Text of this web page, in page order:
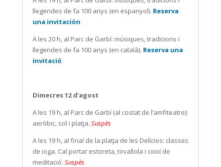
llegendes de fa 100 anys (en espanyol). Reserva
una invitación
A les 20 h, al Parc de Garbí: músiques, tradicions i
llegendes de fa 100 anys (en català). Reserva una
invitació
Dimecres 12 d’agost
A les 19 h, al Parc de Garbí (al costat de l’amfiteatre):
aeròbic, sol i platja. Suspès
A les 19 h, al final de la platja de les Delícies: classes
de ioga. Cal portar estoreta, tovallola i coixí de
meditació. Suspès